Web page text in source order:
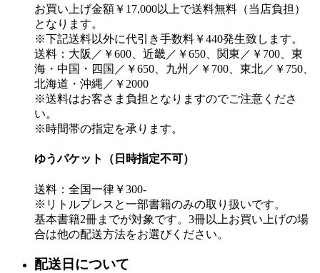
お買い上げ金額￥17,000以上で送料無料（当店負担）
となります。
※下記送料以外に代引き手数料￥440発生致します。
送料：大阪／￥600、近畿／￥650、関東／￥700、東
海・中国・四国／￥650、九州／￥700、東北／￥750、
北海道・沖縄／￥2000
※送料はお客さま負担となりますのでご注意くださ
い。
※時間帯の指定を承ります。
ゆうパケット（日時指定不可）
送料：全国一律￥300-
※リトルプレスと一部書籍のみの取り扱いです。
基本書籍2冊までが対象です。3冊以上お買い上げの場
合は他の配送方法をお選びください。
配送日について